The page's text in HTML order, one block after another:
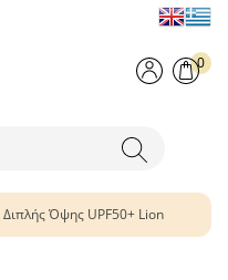
0
Όψης UPF50+ Lion